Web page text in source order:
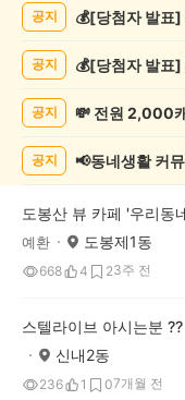
록
공지
공지
공지
공지 📢동네생활 커
도봉산 뷰 카페 '우리동
예환 도봉제1동
668 4 23주 전
스텔라이브 아시는분 ??
신내2동
236 1 07개월 전